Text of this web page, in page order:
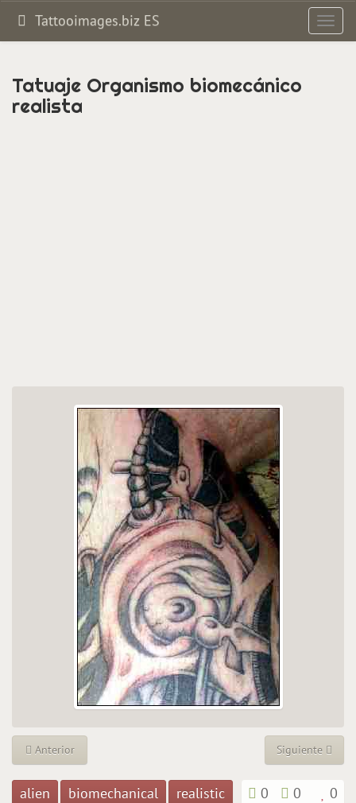
Tattooimages.biz ES
Tatuaje Organismo biomecánico
realista
Anterior Siguiente
alien biomechanical realistic 0 0 0